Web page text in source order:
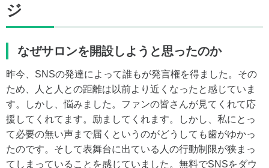
ジ
なぜサロンを開設しようと思ったのか
昨今、SNSの発達によって誰もが発言権を得ました。その
ため、人と人との距離は以前より近くなったと感じていま
す。しかし、悩みました。ファンの皆さんが見てくれて応
援してくれてます。励ましてくれます。しかし、私にとっ
て必要の無い声まで届くというのがどうしても歯がゆかっ
たのです。そして表舞台に出ている人の行動制限が狭まっ
てしまっていることを感じていました。無料でSNSをダウ